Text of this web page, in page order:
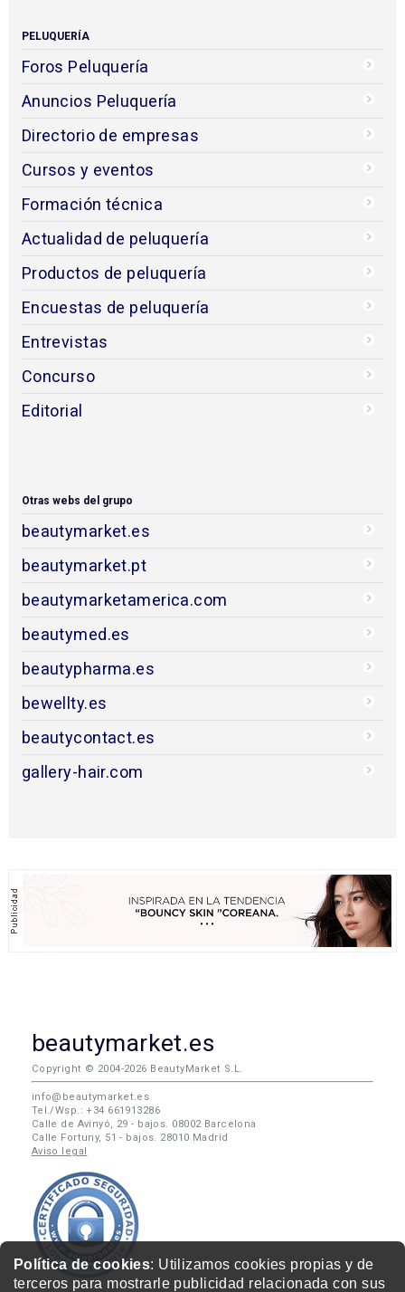
Política de cookies: Utilizamos cookies propias y de
terceros para mostrarle publicidad relacionada con sus
PELUQUERÍA
Foros Peluquería
Anuncios Peluquería
Directorio de empresas
Cursos y eventos
Formación técnica
Actualidad de peluquería
Productos de peluquería
Encuestas de peluquería
Entrevistas
Concurso
Editorial
Otras webs del grupo
beautymarket.es
beautymarket.pt
beautymarketamerica.com
beautymed.es
beautypharma.es
bewellty.es
beautycontact.es
gallery-hair.com
beautymarket.es
Copyright © 2004-2026 BeautyMarket S.L.
info@beautymarket.es
Tel./Wsp.: +34 661913286
Calle de Avinyó, 29 - bajos. 08002 Barcelona
Calle Fortuny, 51 - bajos. 28010 Madrid
Aviso legal